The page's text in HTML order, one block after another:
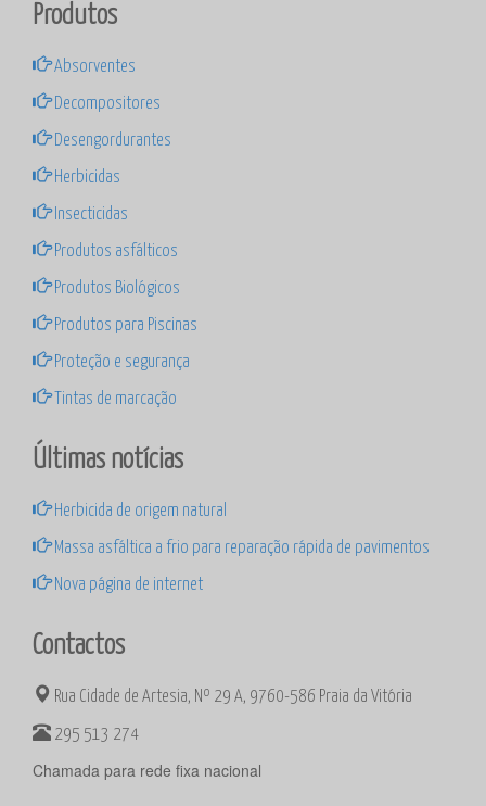
Produtos
Absorventes
Decompositores
Desengordurantes
Herbicidas
Insecticidas
Produtos asfálticos
Produtos Biológicos
Produtos para Piscinas
Proteção e segurança
Tintas de marcação
Últimas notícias
Herbicida de origem natural
Massa asfáltica a frio para reparação rápida de pavimentos
Nova página de internet
Contactos
Rua Cidade de Artesia, Nº 29 A, 9760-586 Praia da Vitória
295 513 274
Chamada para rede fixa nacional